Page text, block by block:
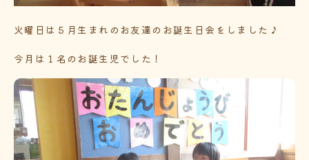
火曜日は５月生まれのお友達のお誕生日会をしました♪
今月は１名のお誕生児でした！